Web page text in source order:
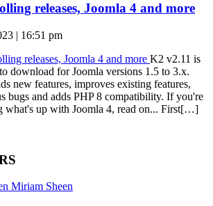
releases, Joomla 4 and more
| 16:51 pm
K2 v2.11 is
download for Joomla versions 1.5 to 3.x.
new features, improves existing features,
bugs and adds PHP 8 compatibility. If you're
what's up with Joomla 4, read on... First[…]
Miriam Sheen